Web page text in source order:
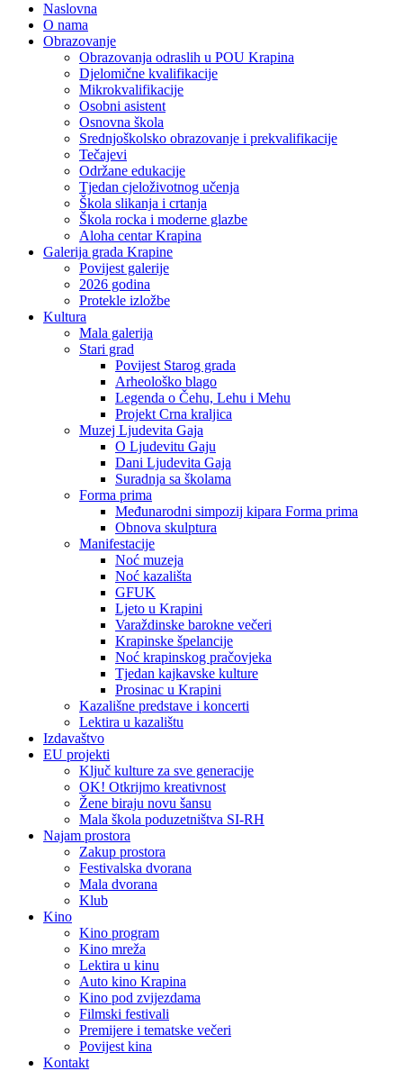
Naslovna
O nama
Obrazovanje
Obrazovanja odraslih u POU Krapina
Djelomične kvalifikacije
Mikrokvalifikacije
Osobni asistent
Osnovna škola
Srednjoškolsko obrazovanje i prekvalifikacije
Tečajevi
Održane edukacije
Tjedan cjeloživotnog učenja
Škola slikanja i crtanja
Škola rocka i moderne glazbe
Aloha centar Krapina
Galerija grada Krapine
Povijest galerije
2026 godina
Protekle izložbe
Kultura
Mala galerija
Stari grad
Povijest Starog grada
Arheološko blago
Legenda o Čehu, Lehu i Mehu
Projekt Crna kraljica
Muzej Ljudevita Gaja
O Ljudevitu Gaju
Dani Ljudevita Gaja
Suradnja sa školama
Forma prima
Međunarodni simpozij kipara Forma prima
Obnova skulptura
Manifestacije
Noć muzeja
Noć kazališta
GFUK
Ljeto u Krapini
Varaždinske barokne večeri
Krapinske špelancije
Noć krapinskog pračovjeka
Tjedan kajkavske kulture
Prosinac u Krapini
Kazališne predstave i koncerti
Lektira u kazalištu
Izdavaštvo
EU projekti
Ključ kulture za sve generacije
OK! Otkrijmo kreativnost
Žene biraju novu šansu
Mala škola poduzetništva SI-RH
Najam prostora
Zakup prostora
Festivalska dvorana
Mala dvorana
Klub
Kino
Kino program
Kino mreža
Lektira u kinu
Auto kino Krapina
Kino pod zvijezdama
Filmski festivali
Premijere i tematske večeri
Povijest kina
Kontakt